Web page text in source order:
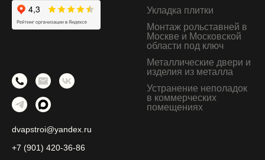
Укладка плитки
Монтаж рольставней в
Москве и Московской
области под ключ
Металлические двери и
изделия из металла
Устранение неполадок
в коммерческих
помещениях
dvapstroi@yandex.ru
+7 (901) 420-36-86